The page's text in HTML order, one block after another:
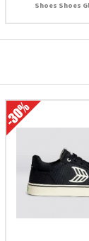
Shoes Shoes